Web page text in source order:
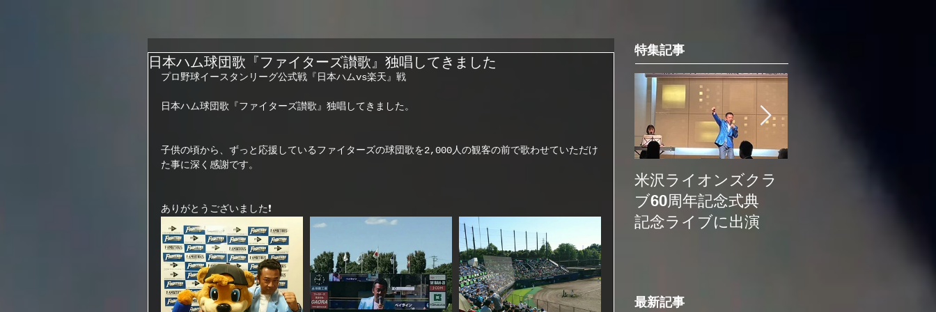
日本ハム球団歌『ファイターズ讃歌』独唱してきました
プロ野球イースタンリーグ公式戦『日本ハムvs楽天』戦
日本ハム球団歌『ファイターズ讃歌』独唱してきました。
子供の頃から、ずっと応援しているファイターズの球団歌を2,000人の観客の前で歌わせていただけ
た事に深く感謝です。
ありがとうございました❗
特集記事
米沢ライオンズクラ
ブ60周年記念式典
記念ライブに出演
最新記事